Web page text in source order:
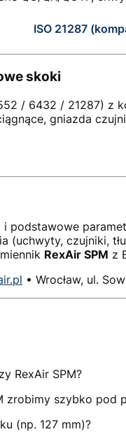
ISO 21287
skoki
/ 6432 / 21287) z
gniazda
podstawowe
(uchwyty, czujniki,
RexAir SPM z
• Wrocław, ul.
RexAir SPM?
szybko pod
(np. 127 mm)?